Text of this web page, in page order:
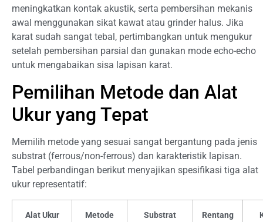
meningkatkan kontak akustik, serta pembersihan mekanis
awal menggunakan sikat kawat atau grinder halus. Jika
karat sudah sangat tebal, pertimbangkan untuk mengukur
setelah pembersihan parsial dan gunakan mode echo-echo
untuk mengabaikan sisa lapisan karat.
Pemilihan Metode dan Alat
Ukur yang Tepat
Memilih metode yang sesuai sangat bergantung pada jenis
substrat (ferrous/non-ferrous) dan karakteristik lapisan.
Tabel perbandingan berikut menyajikan spesifikasi tiga alat
ukur representatif:
Alat Ukur Metode Substrat
Rentang